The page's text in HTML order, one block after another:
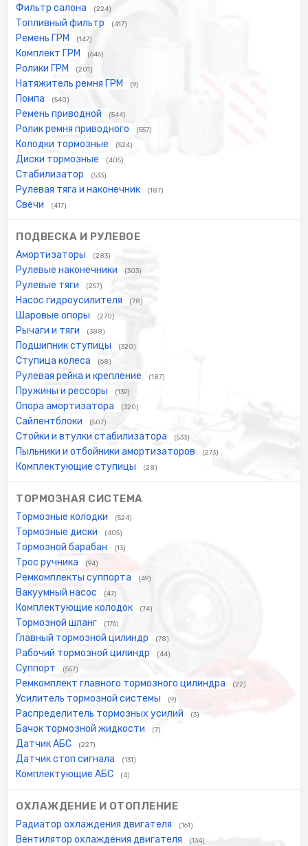
Фильтр салона (224)
Топливный фильтр (417)
Ремень ГРМ (147)
Комплект ГРМ (646)
Ролики ГРМ (201)
Натяжитель ремня ГРМ (9)
Помпа (540)
Ремень приводной (544)
Ролик ремня приводного (557)
Колодки тормозные (524)
Диски тормозные (405)
Стабилизатор (533)
Рулевая тяга и наконечник (187)
Свечи (417)
ПОДВЕСКА И РУЛЕВОЕ
Амортизаторы (283)
Рулевые наконечники (303)
Рулевые тяги (257)
Насос гидроусилителя (78)
Шаровые опоры (270)
Рычаги и тяги (388)
Подшипник ступицы (320)
Ступица колеса (68)
Рулевая рейка и крепление (187)
Пружины и рессоры (139)
Опора амортизатора (320)
Сайлентблоки (507)
Стойки и втулки стабилизатора (533)
Пыльники и отбойники амортизаторов (273)
Комплектующие ступицы (28)
ТОРМОЗНАЯ СИСТЕМА
Тормозные колодки (524)
Тормозные диски (405)
Тормозной барабан (13)
Трос ручника (94)
Ремкомплекты суппорта (49)
Вакуумный насос (47)
Комплектующие колодок (74)
Тормозной шланг (176)
Главный тормозной цилиндр (78)
Рабочий тормозной цилиндр (44)
Суппорт (557)
Ремкомплект главного тормозного цилиндра (22)
Усилитель тормозной системы (9)
Распределитель тормозных усилий (3)
Бачок тормозной жидкости (7)
Датчик АБС (227)
Датчик стоп сигнала (131)
Комплектующие АБС (4)
ОХЛАЖДЕНИЕ И ОТОПЛЕНИЕ
Радиатор охлаждения двигателя (161)
Вентилятор охлаждения двигателя (134)